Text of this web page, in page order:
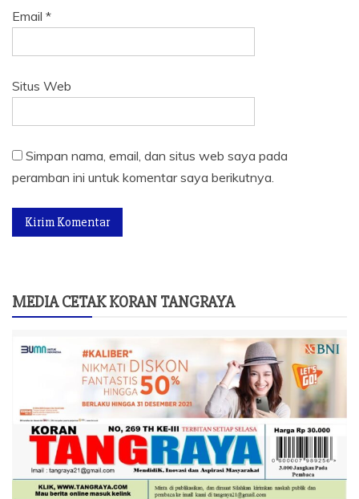
Email *
Situs Web
Simpan nama, email, dan situs web saya pada
peramban ini untuk komentar saya berikutnya.
MEDIA CETAK KORAN TANGRAYA